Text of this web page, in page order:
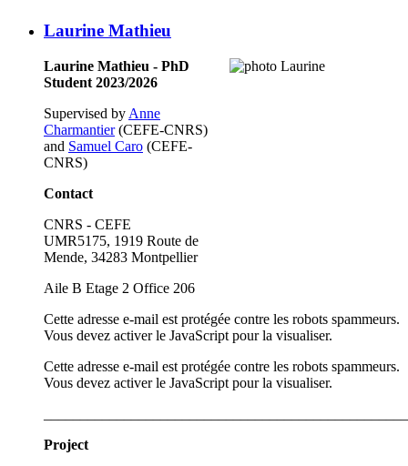
Laurine Mathieu
Laurine Mathieu - PhD
Student 2023/2026
Supervised by Anne
Charmantier(CEFE-CNRS)
and Samuel Caro (CEFE-
CNRS)
Contact
CNRS - CEFE
UMR5175, 1919 Route de
Mende, 34283 Montpellier
Aile B Etage 2 Office 206
Cette adresse e-mail est protégée contre les robots spammeurs.
Vous devez activer le JavaScript pour la visualiser.
Cette adresse e-mail est protégée contre les robots spammeurs.
Vous devez activer le JavaScript pour la visualiser.
Project